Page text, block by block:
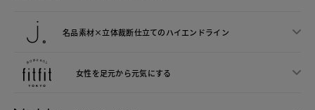
名品素材×立体裁断仕立てのハイエンドライン
女性を足元から元気にする